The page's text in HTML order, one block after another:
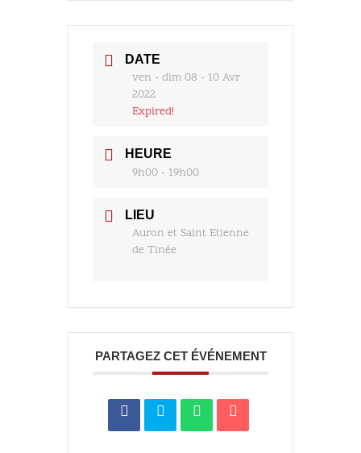
DATE
ven - dim 08 - 10 Avr
2022
Expired!
HEURE
9h00 - 19h00
LIEU
Auron et Saint Etienne
de Tinée
PARTAGEZ CET ÉVÉNEMENT